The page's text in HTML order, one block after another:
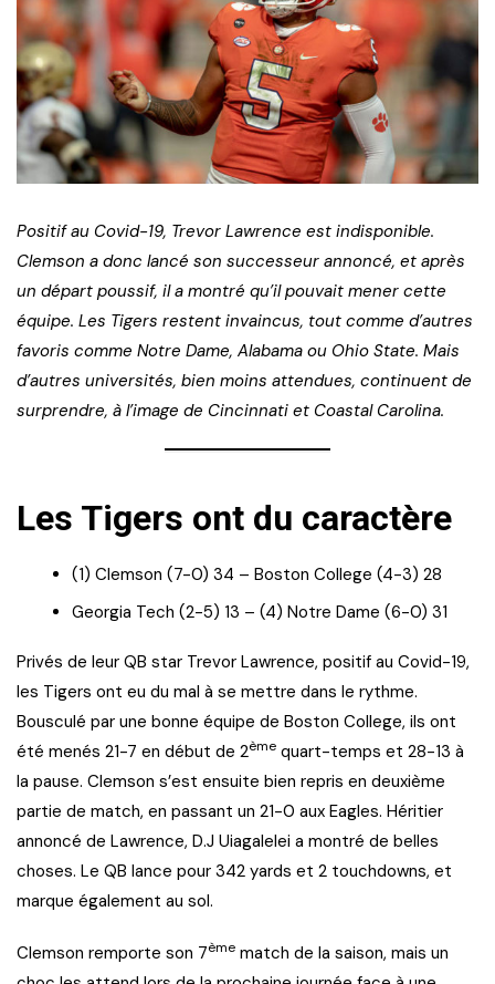
Positif au Covid-19, Trevor Lawrence est indisponible.
Clemson a donc lancé son successeur annoncé, et après
un départ poussif, il a montré qu’il pouvait mener cette
équipe. Les Tigers restent invaincus, tout comme d’autres
favoris comme Notre Dame, Alabama ou Ohio State. Mais
d’autres universités, bien moins attendues, continuent de
surprendre, à l’image de Cincinnati et Coastal Carolina.
Les Tigers ont du caractère
(1) Clemson (7-0) 34 – Boston College (4-3) 28
Georgia Tech (2-5) 13 – (4) Notre Dame (6-0) 31
Privés de leur QB star Trevor Lawrence, positif au Covid-19,
les Tigers ont eu du mal à se mettre dans le rythme.
Bousculé par une bonne équipe de Boston College, ils ont
été menés 21-7 en début de 2ème quart-temps et 28-13 à
la pause. Clemson s’est ensuite bien repris en deuxième
partie de match, en passant un 21-0 aux Eagles. Héritier
annoncé de Lawrence, D.J Uiagalelei a montré de belles
choses. Le QB lance pour 342 yards et 2 touchdowns, et
marque également au sol.
Clemson remporte son 7ème match de la saison, mais un